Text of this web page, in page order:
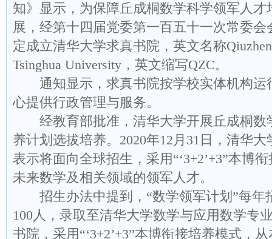
知》显示，为保障丘成桐数学科学领军人才
展，经第十四届党委第一百五十一次常委会
定成立清华大学求真书院，英文名称
Tsinghua University，英文缩写QZC。
通知显示，求真书院按学校实体机构运
心提供行政管理与服务。
经教育部批准，清华大学开展丘成桐数
养计划选拔培养。2020年12月31日，清华
表示将面向全球招生，采用“‘3+2’+3”本博
未来数学及相关领域的领军人才。
招生办法中提到，“数学领军计划”每年
100人，录取至清华大学数学与应用数学专
书院，采用“‘3+2’+3”本博衔接培养模式，